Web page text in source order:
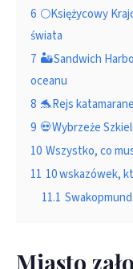
6 🌕Księżycowy
świata
7 🏜️Sandwich
oceanu
8 🐬Rejs
9 💀Wybrzeże
10 Wszystko, co
11 10 wskazówek,
11.1
Miasto